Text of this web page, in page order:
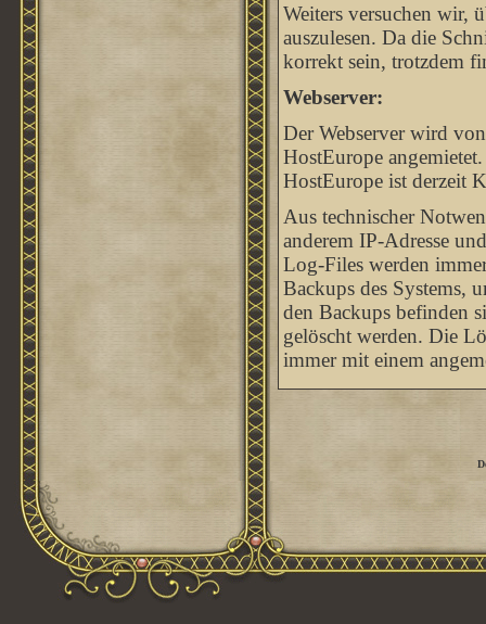
Weiters versuchen wir,
auszulesen. Da die
korrekt sein, trotzdem
Webserver:
Der Webserver wird
HostEurope
HostEurope ist derzeit
Aus technischer
anderem IP-Adresse
Log-Files werden
Backups des Systems,
den Backups befinden
gelöscht werden. Die
immer mit einem